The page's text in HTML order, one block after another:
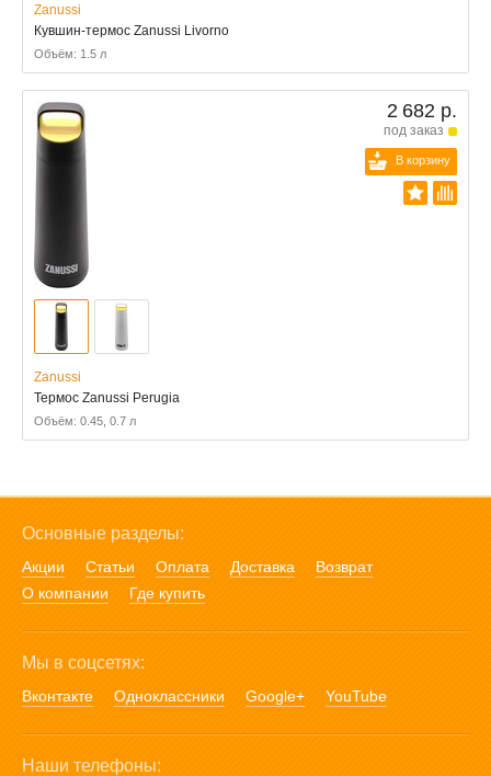
Zanussi
Кувшин-термос Zanussi Livorno
Объём: 1.5 л
2 682 р.
под заказ
В корзину
Zanussi
Термос Zanussi Perugia
Объём: 0.45, 0.7 л
Основные разделы:
Акции Статьи Оплата Доставка
Возврат
О компании
Где купить
Мы в соцсетях:
Вконтакте Одноклассники Google+ YouTube
Наши телефоны: